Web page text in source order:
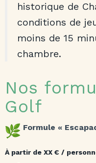
historique de
conditions de
moins de 15
chambre.
Nos
Golf
Formule «
À partir de XX € /